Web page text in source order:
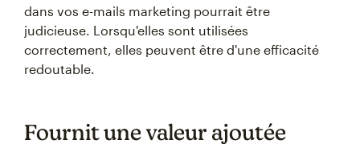
dans vos e-mails marketing pourrait être
judicieuse. Lorsqu'elles sont utilisées
correctement, elles peuvent être d'une efficacité
redoutable.
Fournit une valeur ajoutée